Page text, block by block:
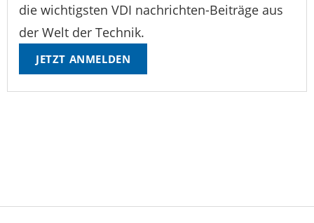
die wichtigsten VDI nachrichten-Beiträge aus
der Welt der Technik.
JETZT ANMELDEN